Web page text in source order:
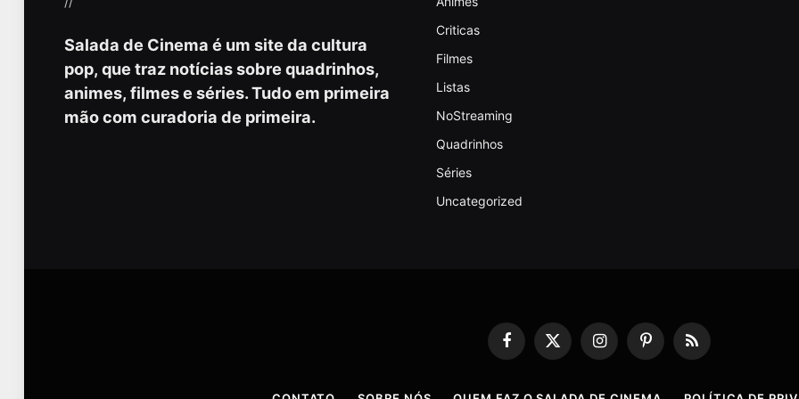
Salada de Cinema é um site da cultura
pop, que traz notícias sobre quadrinhos,
animes, filmes e séries. Tudo em primeira
mão com curadoria de primeira.
Criticas
Filmes
Listas
NoStreaming
Quadrinhos
Séries
Uncategorized
Facebook
X
(Twitter)
InstagramPinterestRSS